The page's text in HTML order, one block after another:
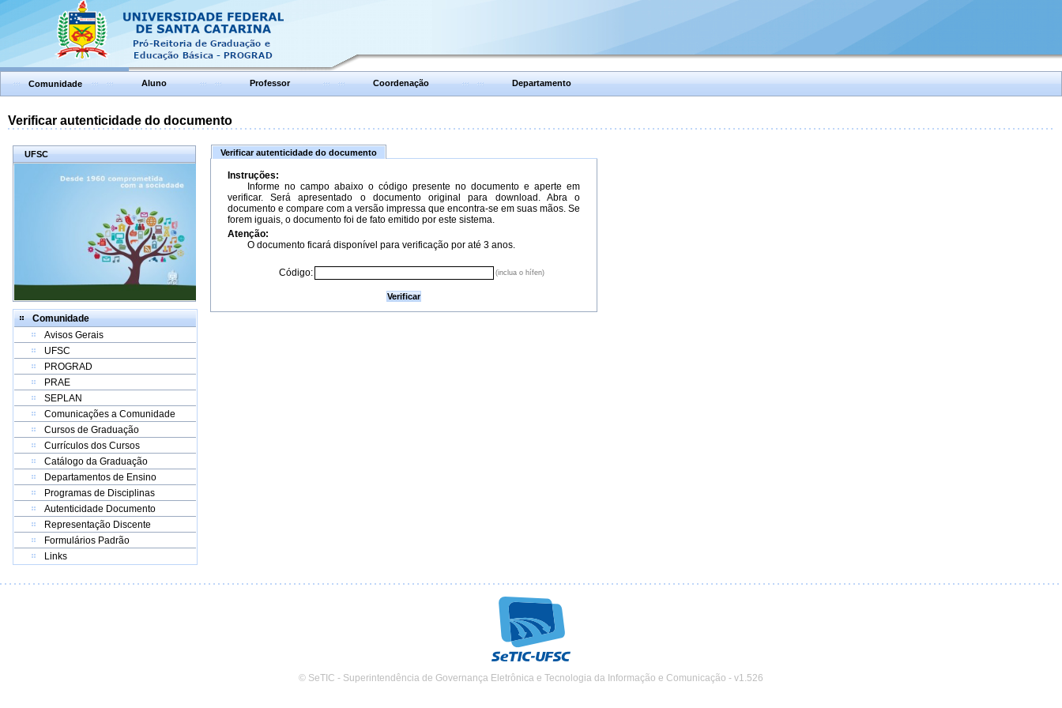
Comunidade Aluno Professor Coordenação Departamento
Verificar autenticidade do documento
UFSC
Comunidade
Avisos Gerais
UFSC
PROGRAD
PRAE
SEPLAN
Comunicações a Comunidade
Cursos de Graduação
Currículos dos Cursos
Catálogo da Graduação
Departamentos de Ensino
Programas de Disciplinas
Autenticidade Documento
Representação Discente
Formulários Padrão
Links
Verificar autenticidade do documento
Instruções:
Informe no campo abaixo o código presente no documento e aperte em
verificar. Será apresentado o documento original para download. Abra o
documento e compare com a versão impressa que encontra-se em suas mãos. Se
forem iguais, o documento foi de fato emitido por este sistema.
Atenção:
O documento ficará disponível para verificação por até 3 anos.
Código: (inclua o hífen)
© SeTIC - Superintendência de Governança Eletrônica e Tecnologia da Informação e Comunicação - v1.526